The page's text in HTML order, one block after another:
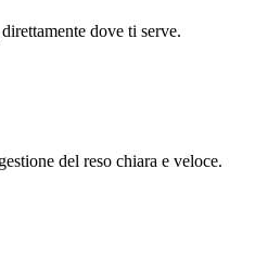
dove ti serve.
del reso chiara e veloce.